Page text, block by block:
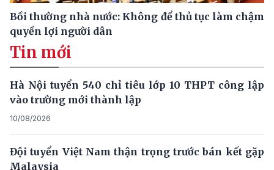
Bồi thường nhà nước: Không để thủ tục làm chậm
quyền lợi người dân
Tin mới
Hà Nội tuyển 540 chỉ tiêu lớp 10 THPT công lập
vào trường mới thành lập
10/08/2026
Đội tuyển Việt Nam thận trọng trước bán kết gặp
Malaysia